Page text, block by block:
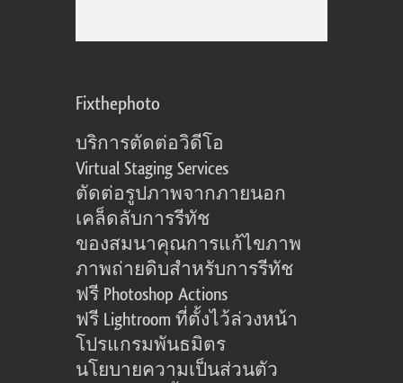
Fixthephoto
บริการตัดต่อวิดีโอ
Virtual Staging Services
ตัดต่อรูปภาพจากภายนอก
เคล็ดลับการรีทัช
ของสมนาคุณการแก้ไขภาพ
ภาพถ่ายดิบสำหรับการรีทัช
ฟรี Photoshop Actions
ฟรี Lightroom ที่ตั้งไว้ล่วงหน้า
โปรแกรมพันธมิตร
นโยบายความเป็นส่วนตัว